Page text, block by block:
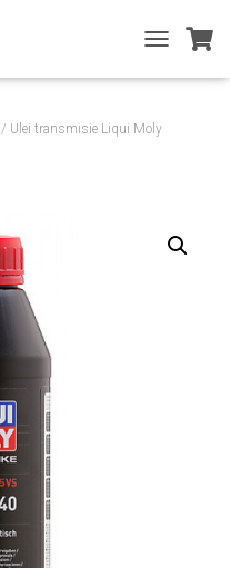
O
L
/ Ulei transmisie Liqui Moly